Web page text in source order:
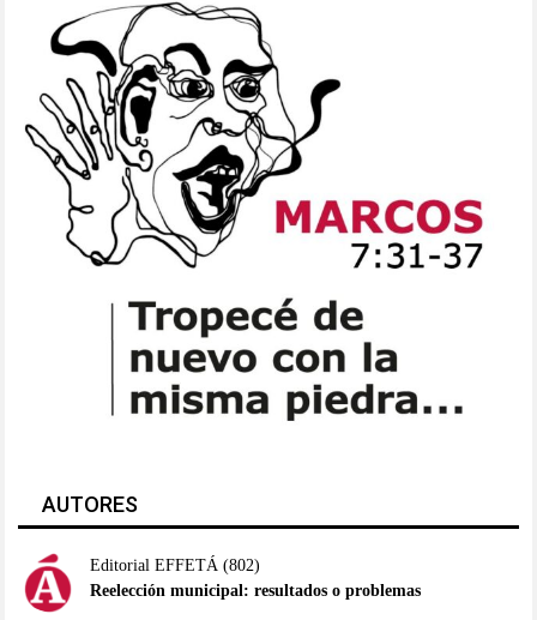
AUTORES
Editorial EFFETÁ(802)
Reelección municipal: resultados o problemas